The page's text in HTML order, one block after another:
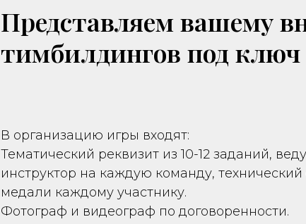
Представляем вашему
тимбилдингов под ключ
В организацию игры входят:
Тематический реквизит из 10-12 заданий,
инструктор на каждую команду,
медали каждому участнику.
Фотограф и видеограф по договоренности.